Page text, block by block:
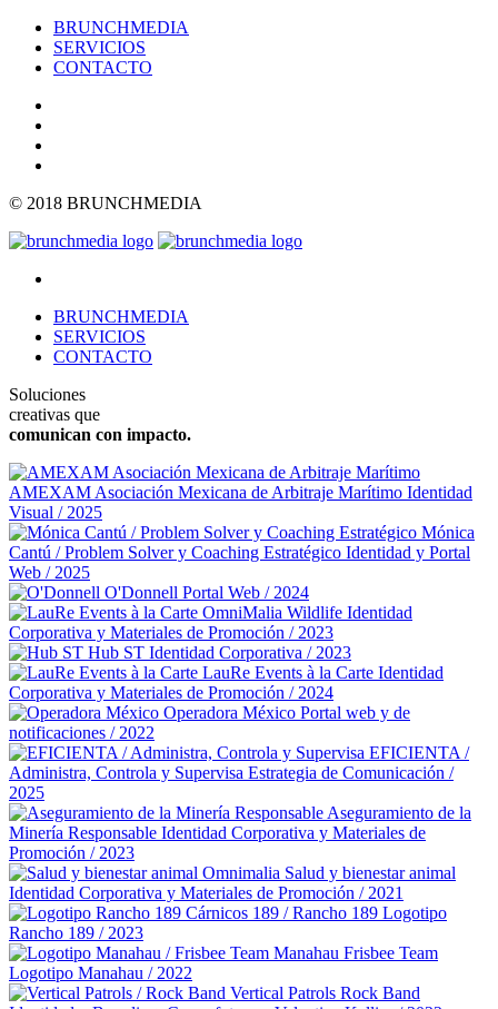
BRUNCHMEDIA
SERVICIOS
CONTACTO
© 2018 BRUNCHMEDIA
BRUNCHMEDIA
SERVICIOS
CONTACTO
Soluciones
creativas que
comunican con impacto.
AMEXAM Asociación Mexicana de Arbitraje Marítimo Identidad
Visual / 2025
Mónica
Cantú / Problem Solver y Coaching Estratégico Identidad y Portal
Web / 2025
O'Donnell Portal Web / 2024
OmniMalia Wildlife Identidad
Corporativa y Materiales de Promoción / 2023
Hub ST Identidad Corporativa / 2023
LauRe Events à la Carte Identidad
Corporativa y Materiales de Promoción / 2024
Operadora México Portal web y de
notificaciones / 2022
EFICIENTA /
Administra, Controla y Supervisa Estrategia de Comunicación /
2025
Aseguramiento de la
Minería Responsable Identidad Corporativa y Materiales de
Promoción / 2023
Omnimalia Salud y bienestar animal
Identidad Corporativa y Materiales de Promoción / 2021
Cárnicos 189 / Rancho 189 Logotipo
Rancho 189 / 2023
Manahau Frisbee Team
Logotipo Manahau / 2022
Vertical Patrols Rock Band